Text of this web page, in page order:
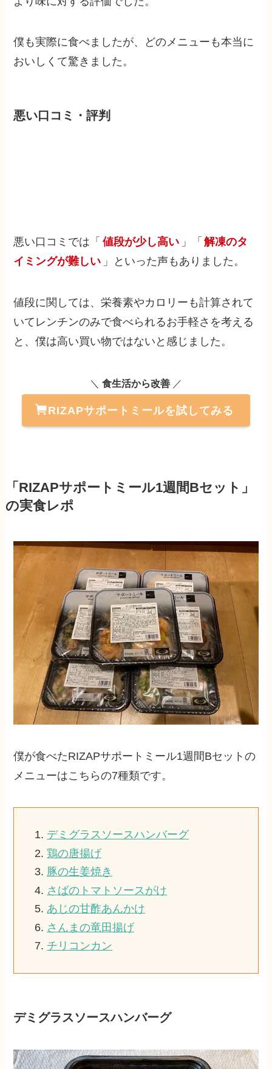
僕も実際に食べましたが、どのメニューも本当に
おいしくて驚きました。
悪い口コミ・評判
悪い口コミでは「 値段が少し高い 」「 解凍のタ
イミングが難しい 」といった声もありました。
値段に関しては、栄養素やカロリーも計算されて
いてレンチンのみで食べられるお手軽さを考える
と、僕は高い買い物ではないと感じました。
＼ 食生活から改善 ／
RIZAPサポートミールを試してみる
「RIZAPサポートミール1週間Bセット」
の実食レポ
僕が食べたRIZAPサポートミール1週間Bセットの
メニューはこちらの7種類です。
デミグラスソースハンバーグ
鶏の唐揚げ
豚の生姜焼き
さばのトマトソースがけ
あじの甘酢あんかけ
さんまの竜田揚げ
チリコンカン
デミグラスソースハンバーグ